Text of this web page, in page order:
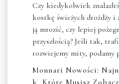
Czy kiedykolwiek
kostkę świeżych drożdży i
ją mrozić, czy lepiej
przyszłością? Jeśli tak,
rozwiejemy mity, podamy
Monnari Nowości:
k, Które Musisz